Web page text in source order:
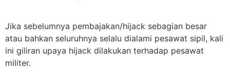
Jika sebelumnya pembajakan/hijack sebagian besar
atau bahkan seluruhnya selalu dialami pesawat sipil, kali
ini giliran upaya hijack dilakukan terhadap pesawat
militer.